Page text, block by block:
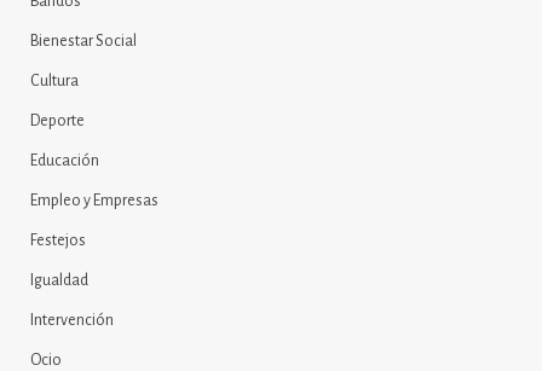
Bienestar Social
Cultura
Deporte
Educación
Empleo y Empresas
Festejos
Igualdad
Intervención
Ocio